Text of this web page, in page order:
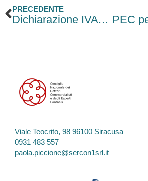
Precedente
PRECEDENTE
Dichiarazione IVA omessa o incompleta, lettere dal Fisco: regolarizzazione entro luglio
Viale Teocrito, 98 96100 Siracusa
0931 483 557
paola.piccione@sercon1srl.it